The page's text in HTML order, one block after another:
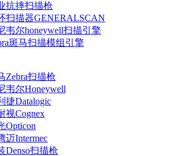
抗摔扫描枪
扫描器GENERALSCAN
韦尔honeywell扫描引擎
斑马扫描模组引擎
Zebra扫描枪
韦尔Honeywell
捷Datalogic
视Cognex
Opticon
迈Intermec
Denso扫描枪